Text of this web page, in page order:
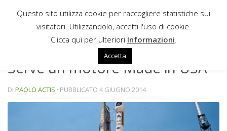
Sotto il contenuto
Serve un motore Made in USA
DI PAOLO ACTIS · PUBBLICATO 4 GIUGNO 2014
Questo sito utilizza cookie per raccogliere statistiche sui
visitatori. Utilizzandolo, accetti l'uso di cookie.
Clicca qui per ulteriori Informazioni
Accetta